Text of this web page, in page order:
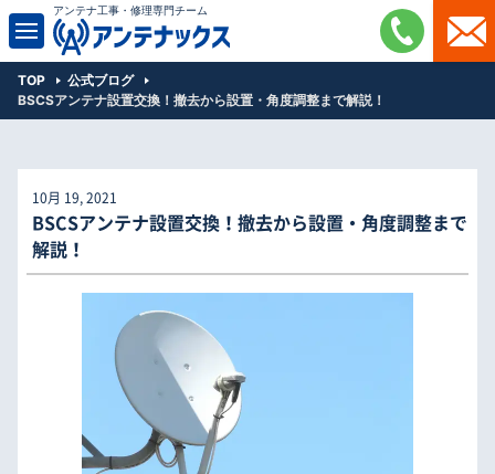
アンテナ工事・修理専門チーム
TOP
公式ブログ
BSCSアンテナ設置交換！撤去から設置・角度調整まで解説！
10月 19, 2021
BSCSアンテナ設置交換！撤去から設置・角度調整まで
解説！